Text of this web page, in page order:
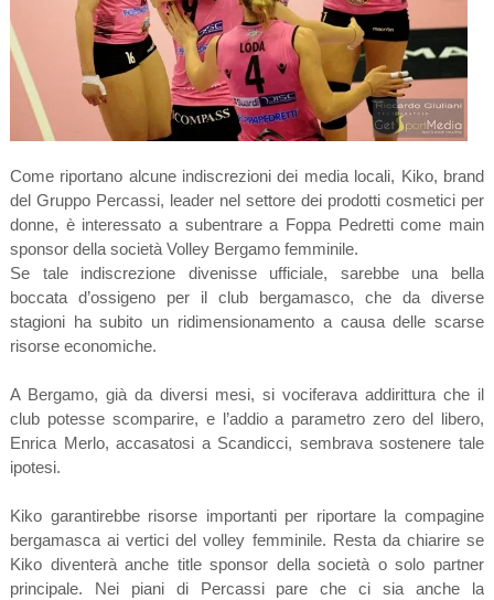
Come riportano alcune indiscrezioni dei media locali, Kiko, brand
del Gruppo Percassi, leader nel settore dei prodotti cosmetici per
donne, è interessato a subentrare a Foppa Pedretti come main
sponsor della società Volley Bergamo femminile.
Se tale indiscrezione divenisse ufficiale, sarebbe una bella
boccata d’ossigeno per il club bergamasco, che da diverse
stagioni ha subito un ridimensionamento a causa delle scarse
risorse economiche.
A Bergamo, già da diversi mesi, si vociferava addirittura che il
club potesse scomparire, e l’addio a parametro zero del libero,
Enrica Merlo, accasatosi a Scandicci, sembrava sostenere tale
ipotesi.
Kiko garantirebbe risorse importanti per riportare la compagine
bergamasca ai vertici del volley femminile. Resta da chiarire se
Kiko diventerà anche title sponsor della società o solo partner
principale. Nei piani di Percassi pare che ci sia anche la